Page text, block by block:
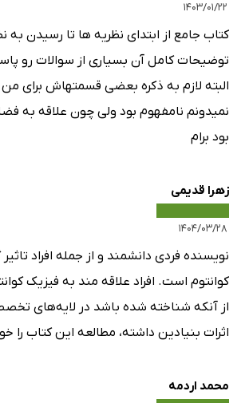
۱۴۰۳/۰۱/۲۲
کتاب جامع از ابتدای نظریه ها تا رسیدن به
توضیحات کامل آن بسیاری از سوالات رو
البته لازم به ذکره بعضی قسمتهاش برای من
نمیدونم نامفهوم بود ولی چون علاقه به
بود برام
زهرا قدیمی
۱۴۰۴/۰۳/۲۸
نویسنده فردی دانشمند و از جمله افراد
کوانتوم است. افراد علاقه مند به فیزیک
از آنکه شناخته شده باشد در لایه‌های
اثرات بنیادین داشته، مطالعه این کتاب را
محمد اردمه